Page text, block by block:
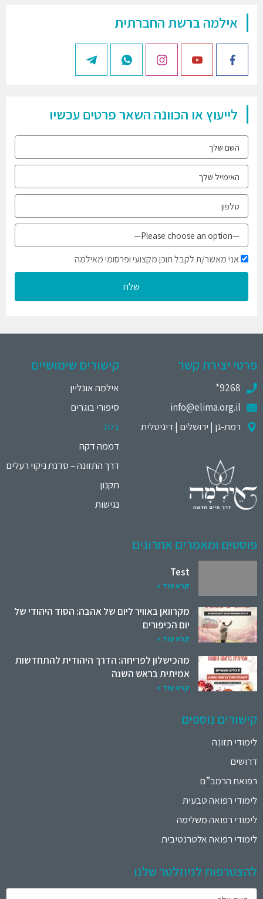
אילמה ברשת החברתית
לייעוץ או הכוונה השאר פרטים עכשיו
אני מאשר/ת לקבל תוכן מקצועי ופרסומי מאילמה
שלח
פרטי יצירת קשר
9268*
info@elima.org.il
רמת-גן | ירושלים | דיגיטלית
קישורים שימושיים
אילמה אונליין
סיפורי בוגרים
בלוג
דממה דקה
דרך התזונה – סדנת ניקוי רעלים
תקנון
נגישות
פוסטים ומאמרים אחרונים
Test
קרא עוד »
מקרוואן באוויר ליום של אהבה: הסוד היהודי של
יום הכיפורים
קרא עוד »
מהכישלון לפריחה: הדרך היהודית להתחדשות
אמיתית בראש השנה
קרא עוד »
קישורים נוספים
לימודי תזונה
דרושים
רפואת הרמב”ם
לימודי רפואה טבעית
לימודי רפואה משלימה
לימודי רפואה אלטרנטיבית
להצטרפות לניוזלטר שלנו